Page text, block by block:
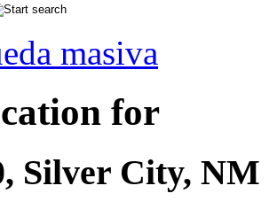
masiva
for
Silver City, NM